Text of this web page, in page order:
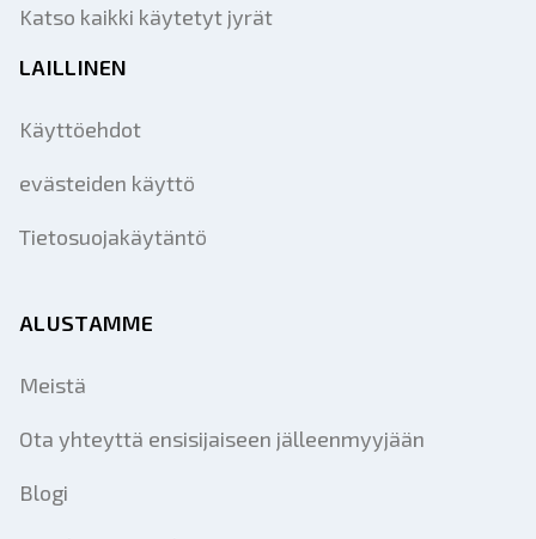
Katso kaikki käytetyt jyrät
LAILLINEN
Käyttöehdot
evästeiden käyttö
Tietosuojakäytäntö
ALUSTAMME
Meistä
Ota yhteyttä ensisijaiseen jälleenmyyjään
Blogi